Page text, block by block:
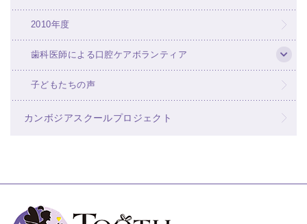
2010年度
歯科医師による口腔ケアボランティア
子どもたちの声
カンボジアスクールプロジェクト